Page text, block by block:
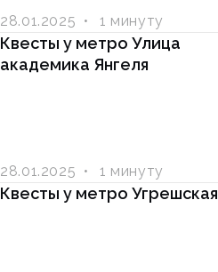
28.01.2025 1 минуту
Квесты у метро Улица
академика Янгеля
28.01.2025 1 минуту
Квесты у метро Угрешская